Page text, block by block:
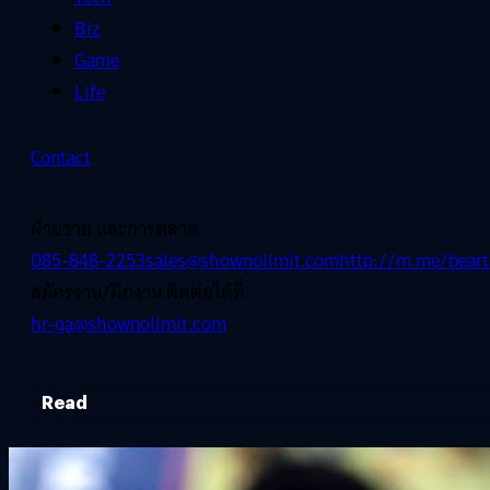
Biz
Game
Life
Contact
ฝ่ายขาย และการตลาด
085-848-2253sales@shownolimit.comhttp://m.me/
สมัครงาน/ฝึกงาน ติดต่อได้ที่
hr-ga@shownolimit.com
Read